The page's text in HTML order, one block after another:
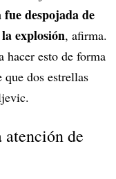
despojada de
explosión, afirma.
hacer esto de forma
dos estrellas
atención de